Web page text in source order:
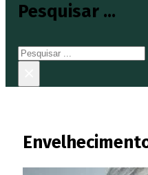
Pesquisar ...
Pesquisar